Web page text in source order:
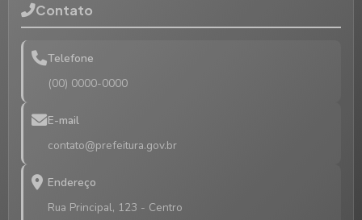
Contato
Telefone
(00) 0000-0000
E-mail
contato@prefeitura.gov.br
Endereço
Rua Principal, 123 - Centro